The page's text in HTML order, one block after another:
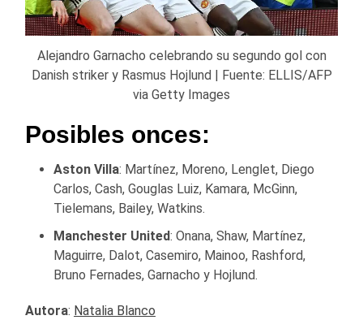
Alejandro Garnacho celebrando su segundo gol con
Danish striker y Rasmus Hojlund | Fuente: ELLIS/AFP
via Getty Images
Posibles onces:
Aston Villa: Martínez, Moreno, Lenglet, Diego
Carlos, Cash, Gouglas Luiz, Kamara, McGinn,
Tielemans, Bailey, Watkins.
Manchester United: Onana, Shaw, Martínez,
Maguirre, Dalot, Casemiro, Mainoo, Rashford,
Bruno Fernades, Garnacho y Hojlund.
Autora: Natalia Blanco